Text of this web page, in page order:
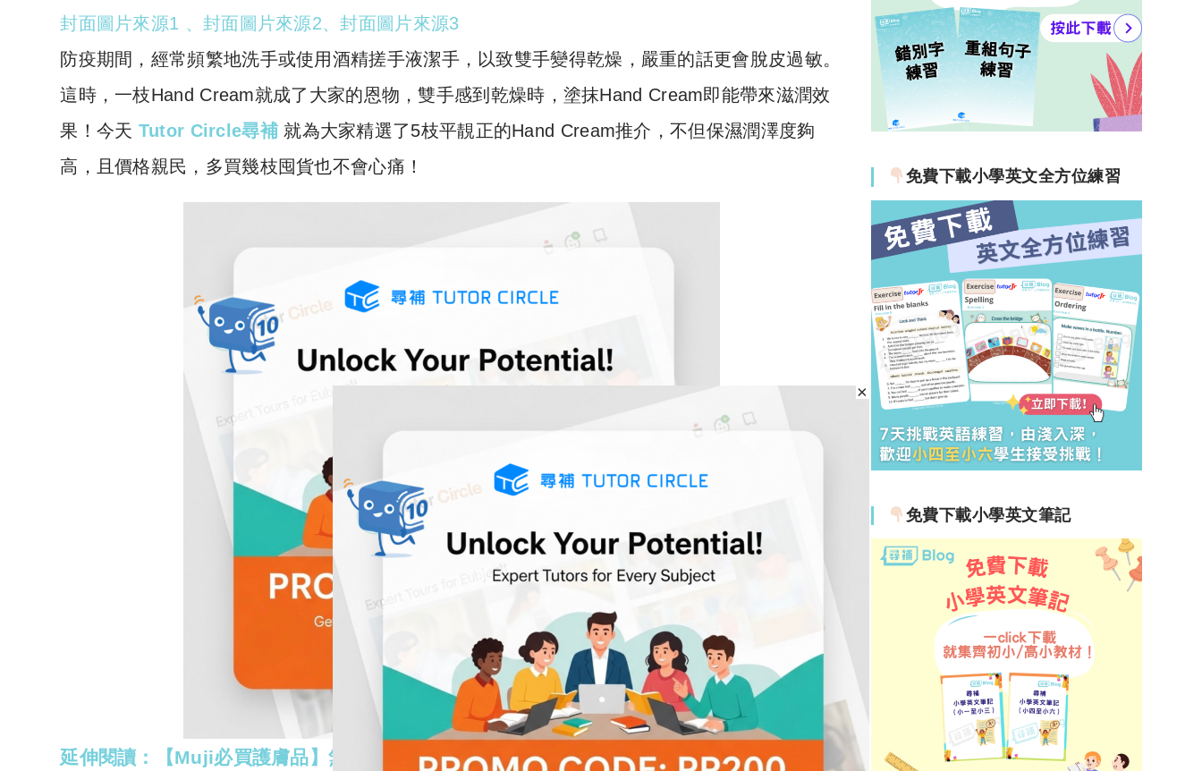
y
Li
n
k
s
A
封面圖片來源1 、 封面圖片來源2、封面圖片來源3
防疫期間，經常頻繁地洗手或使用酒精搓手液潔手，以致雙手變得乾燥，嚴重的話更會脫皮過敏。
這時，一枝Hand Cream就成了大家的恩物，雙手感到乾燥時，塗抹Hand Cream即能帶來滋潤效
果！今天 Tutor Circle尋補就為大家精選了5枝平靚正的Hand Cream推介，不但保濕潤澤度夠
高，且價格親民，多買幾枝囤貨也不會心痛！
延伸閱讀：【Muji必買護膚品】無印良品必買Top5美容好物！媲美專櫃品牌質素
免費下載小學英文全方位練習
免費下載小學英文筆記